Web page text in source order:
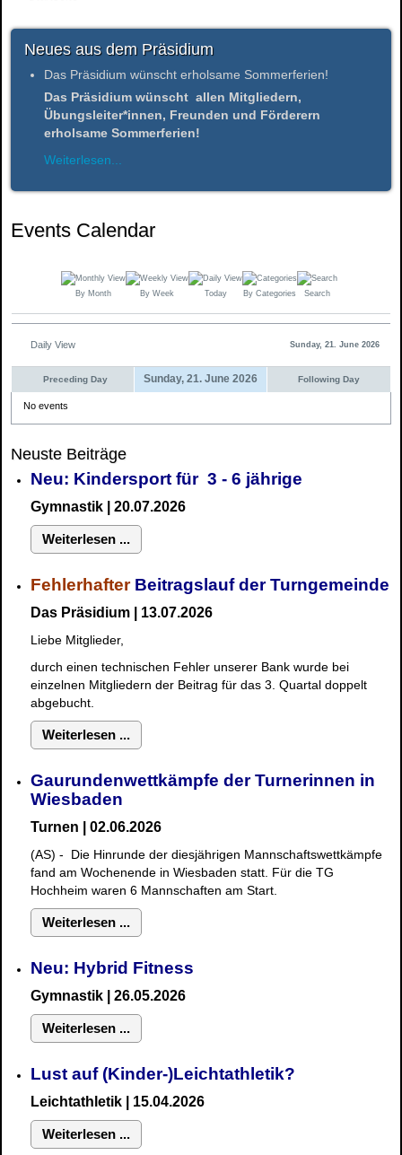
Neues aus dem Präsidium
Das Präsidium wünscht erholsame Sommerferien!
Das Präsidium wünscht allen Mitgliedern,
Übungsleiter*innen, Freunden und Förderern
erholsame Sommerferien!
Weiterlesen...
Events Calendar
By Month By Week Today By Categories Search
Daily View Sunday, 21. June 2026
Preceding Day Sunday, 21. June 2026 Following Day
No events
Neuste Beiträge
Neu: Kindersport für 3 - 6 jährige
Gymnastik | 20.07.2026
Weiterlesen ...
FehlerhafterBeitragslauf der Turngemeinde
Das Präsidium | 13.07.2026
Liebe Mitglieder,
durch einen technischen Fehler unserer Bank wurde bei
einzelnen Mitgliedern der Beitrag für das 3. Quartal doppelt
abgebucht.
Weiterlesen ...
Gaurundenwettkämpfe der Turnerinnen in
Wiesbaden
Turnen | 02.06.2026
(AS) - Die Hinrunde der diesjährigen Mannschaftswettkämpfe
fand am Wochenende in Wiesbaden statt. Für die TG
Hochheim waren 6 Mannschaften am Start.
Weiterlesen ...
Neu: Hybrid Fitness
Gymnastik | 26.05.2026
Weiterlesen ...
Lust auf (Kinder-)Leichtathletik?
Leichtathletik | 15.04.2026
Weiterlesen ...